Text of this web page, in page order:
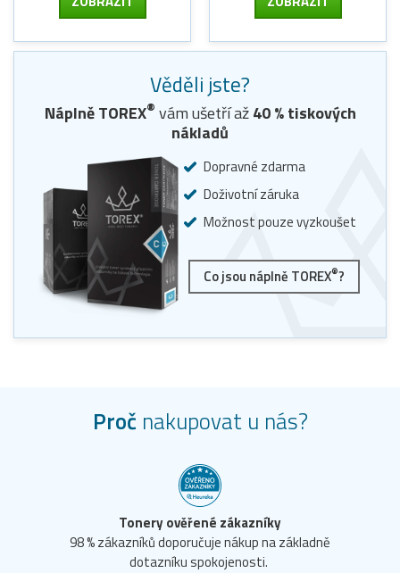
Věděli jste?
Náplně TOREX® vám ušetří až40% tiskových
nákladů
Dopravné zdarma
Doživotní záruka
Možnost pouze vyzkoušet
Co jsou náplně TOREX®?
Proč nakupovat u nás?
Tonery ověřené zákazníky
98 % zákazníků doporučuje nákup na základně
dotazníku spokojenosti.